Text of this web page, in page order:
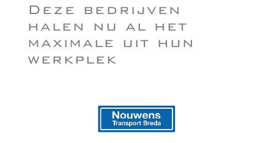
Deze bedrijven
halen nu al het
maximale uit hun
werkplek